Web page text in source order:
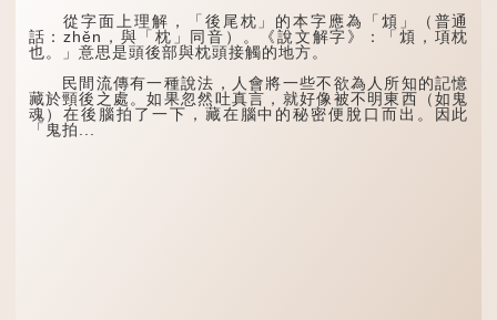
從字面上理解，「後尾枕」的本字應為「䪴」（普通
話：zhěn，與「枕」同音）。《說文解字》：「䪴，項枕
也。」意思是頭後部與枕頭接觸的地方。
民間流傳有一種說法，人會將一些不欲為人所知的記憶
藏於頸後之處。如果忽然吐真言，就好像被不明東西（如鬼
魂）在後腦拍了一下，藏在腦中的秘密便脫口而出。因此
「鬼拍...